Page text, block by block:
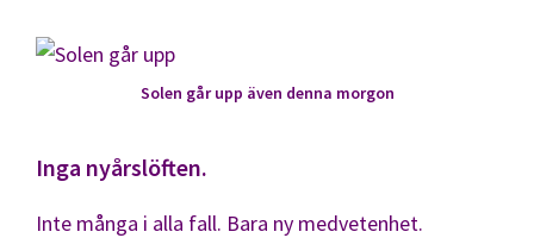
Solen går upp även denna morgon
Inga nyårslöften.
Inte många i alla fall. Bara ny medvetenhet.